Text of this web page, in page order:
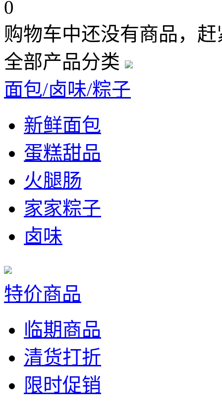
0
购物车中还没有商品，
全部产品分类
面包/卤味/粽子
新鲜面包
蛋糕甜品
火腿肠
家家粽子
卤味
特价商品
临期商品
清货打折
限时促销